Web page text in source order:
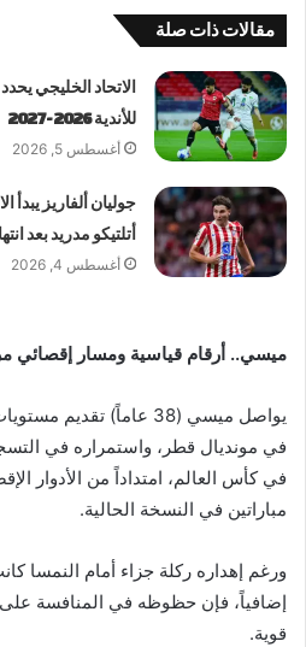
مقالات ذات صلة
الاتحاد الخليجي
للأندية 2026-2027
أغسطس 5, 2026
جوليان ألفاريز يبدأ
أتلتيكو مدريد بعد
أغسطس 4, 2026
ميسي.. أرقام قياسية ومسار إقصائي
في كأس العالم، امتداداً من الأدوار
مباراتين في النسخة الحالية.
ورغم إهداره ركلة جزاء أمام النمسا
إضافياً، فإن حظوظه في المنافسة على
قوية.